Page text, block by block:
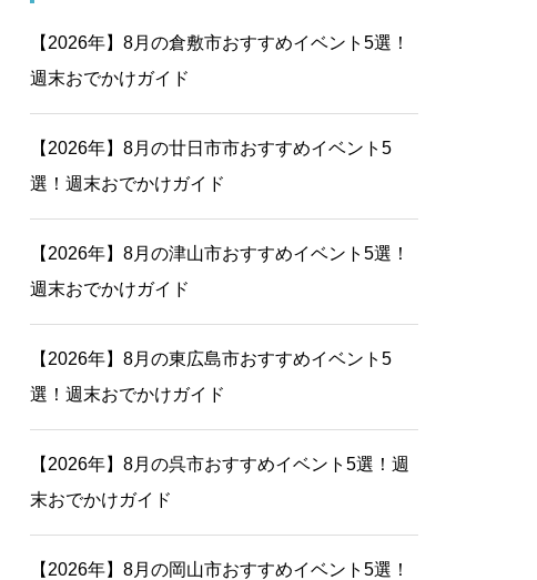
【2026年】8月の倉敷市おすすめイベント5選！
週末おでかけガイド
【2026年】8月の廿日市市おすすめイベント5
選！週末おでかけガイド
【2026年】8月の津山市おすすめイベント5選！
週末おでかけガイド
【2026年】8月の東広島市おすすめイベント5
選！週末おでかけガイド
【2026年】8月の呉市おすすめイベント5選！週
末おでかけガイド
【2026年】8月の岡山市おすすめイベント5選！